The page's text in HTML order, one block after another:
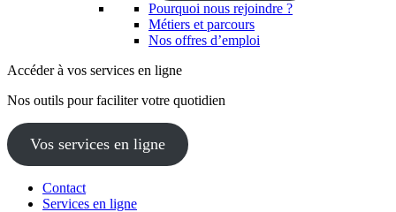
Pourquoi nous rejoindre ?
Métiers et parcours
Nos offres d’emploi
Accéder à vos services en ligne
Nos outils pour faciliter votre quotidien
Vos services en ligne
Contact
Services en ligne